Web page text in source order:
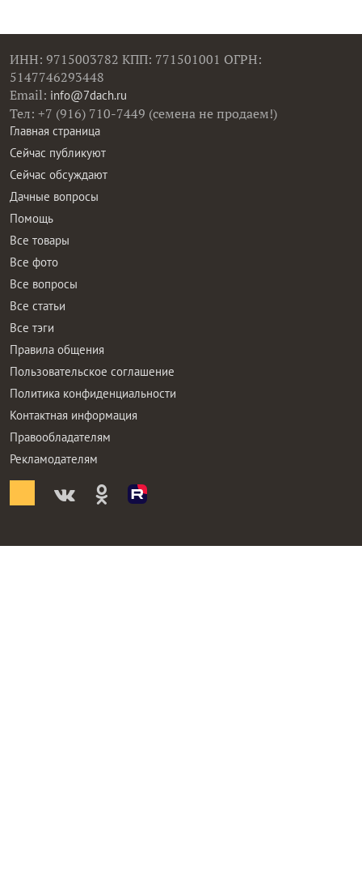
ИНН: 9715003782 КПП: 771501001 ОГРН:
5147746293448
Email: info@7dach.ru
Тел: +7 (916) 710-7449 (семена не продаем!)
Главная страница
Сейчас публикуют
Сейчас обсуждают
Дачные вопросы
Помощь
Все товары
Все фото
Все вопросы
Все статьи
Все тэги
Правила общения
Пользовательское соглашение
Политика конфиденциальности
Контактная информация
Правообладателям
Рекламодателям